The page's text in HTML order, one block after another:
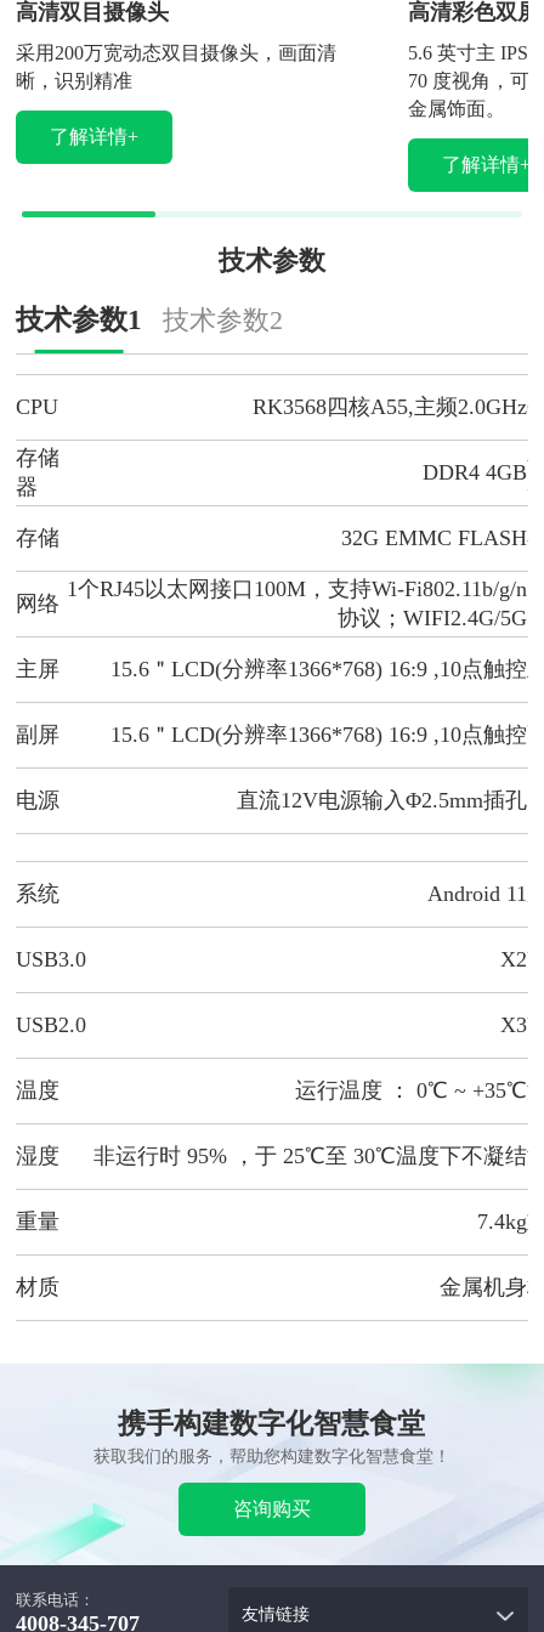
高清双目摄像头
采用200万宽动态双目摄像头，画面清
晰，识别精准
了解详情+
高清彩色双屏
5.6 英寸主 IPS
70 度视角，可
金属饰面。
了解详情+
技术参数
技术参数1 技术参数2
CPU RK3568四核A55,主频2.0GHz
存储
器
DDR4 4GB
存储 32G EMMC FLASH
网络
1个RJ45以太网接口100M，支持Wi-Fi802.11b/g/n
协议；WIFI2.4G/5G
主屏 15.6＂LCD(分辨率1366*768) 16:9 ,10点触控
副屏 15.6＂LCD(分辨率1366*768) 16:9 ,10点触控
电源 直流12V电源输入Φ2.5mm插孔
系统 Android 11
USB3.0 X2
USB2.0 X3
温度 运行温度 ： 0℃ ~ +35℃
湿度 非运行时 95% ，于 25℃至 30℃温度下不凝结
重量 7.4kg
材质 金属机身
携手构建数字化智慧食堂
获取我们的服务，帮助您构建数字化智慧食堂！
咨询购买
联系电话：
4008-345-707 友情链接